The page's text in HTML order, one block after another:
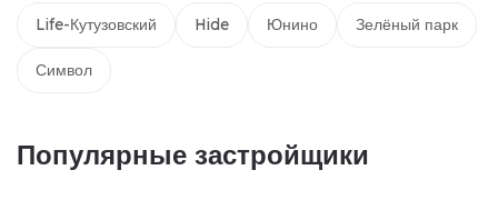
Life-Кутузовский Hide Юнино Зелёный парк
Символ
Популярные застройщики